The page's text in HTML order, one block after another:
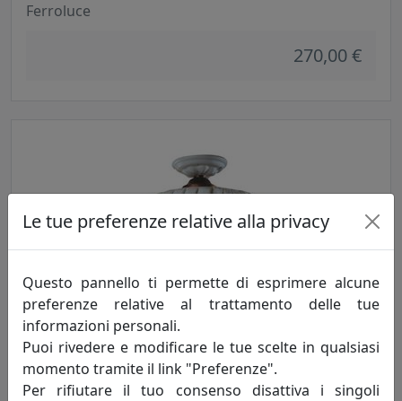
Ferroluce
270,00 €
PLAFONIERA COLLEZIONE MODENA C907
Ferroluce
Le tue preferenze relative alla privacy
Questo pannello ti permette di esprimere alcune
preferenze relative al trattamento delle tue
informazioni personali.
Puoi rivedere e modificare le tue scelte in qualsiasi
momento tramite il link "Preferenze".
Per rifiutare il tuo consenso disattiva i singoli